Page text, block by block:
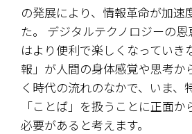
の発展により、情報革命が加速
た。 デジタルテクノロジーの
はより便利で楽しくなっていき
報」が人間の身体感覚や思考か
く時代の流れのなかで、いま、
「ことば」を扱うことに正面か
必要があると考えます。